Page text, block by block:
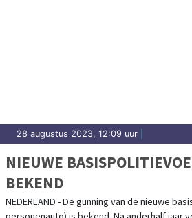
28 augustus 2023, 12:09 uur
NIEUWE
BEKEND
NEDERLAND - De gunning van de nieuwe